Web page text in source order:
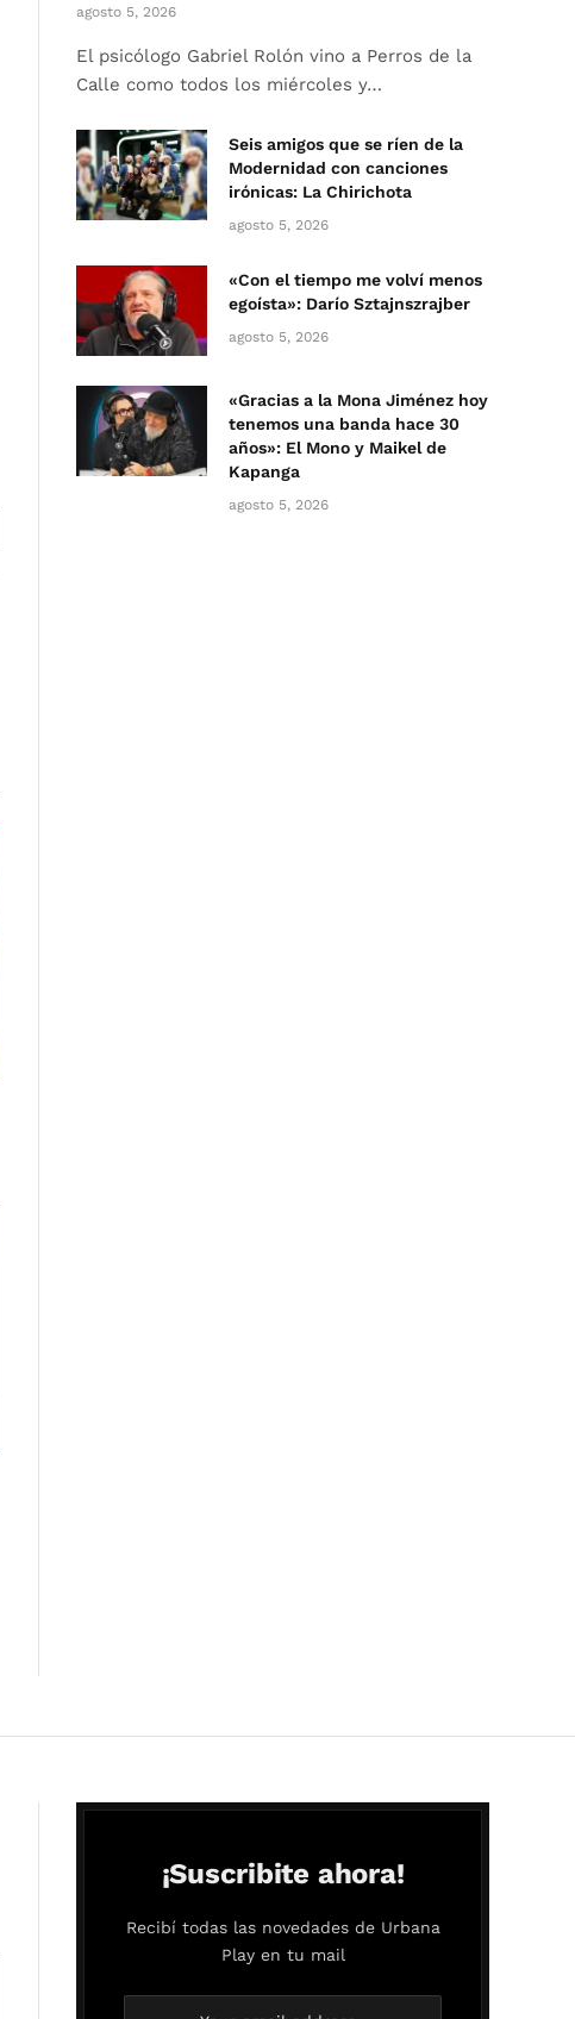
agosto 5, 2026
El psicólogo Gabriel Rolón vino a Perros de la
Calle como todos los miércoles y…
Seis amigos que se ríen de la
Modernidad con canciones
irónicas: La Chirichota
agosto 5, 2026
«Con el tiempo me volví menos
egoísta»: Darío Sztajnszrajber
agosto 5, 2026
«Gracias a la Mona Jiménez hoy
tenemos una banda hace 30
años»: El Mono y Maikel de
Kapanga
agosto 5, 2026
¡Suscribite ahora!
Recibí todas las novedades de Urbana
Play en tu mail